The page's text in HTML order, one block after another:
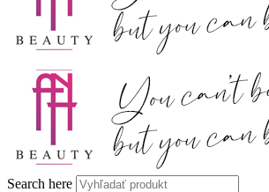
Search here